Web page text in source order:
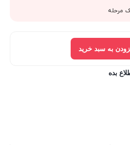
98,000 تومان
مرحله
به سبد خرید
بده